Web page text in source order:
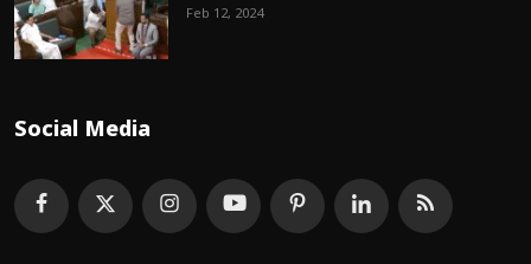
Feb 12, 2024
Social Media